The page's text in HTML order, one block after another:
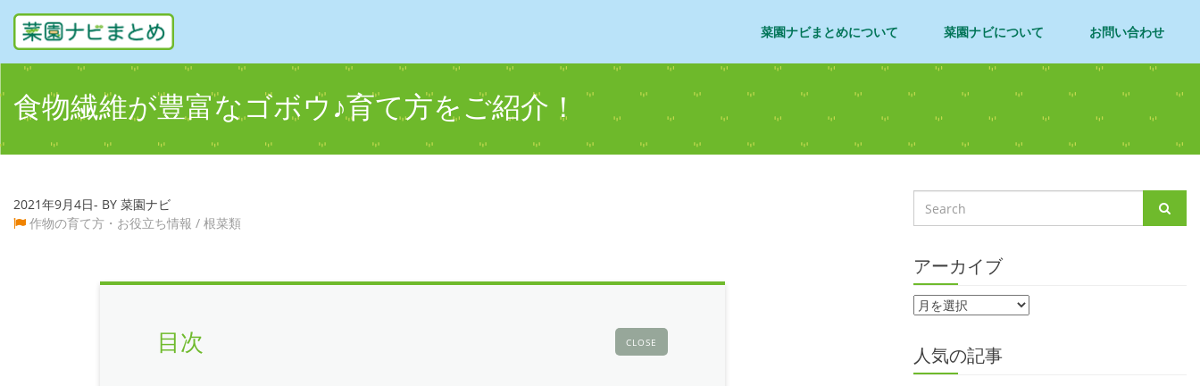
菜園ナビまとめについて 菜園ナビについて お問い合わせ
食物繊維が豊富なゴボウ♪育て方をご紹介！
2021年9月4日- BY 菜園ナビ
作物の育て方・お役立ち情報 / 根菜類
CLOSE
目次
アーカイブ
人気の記事